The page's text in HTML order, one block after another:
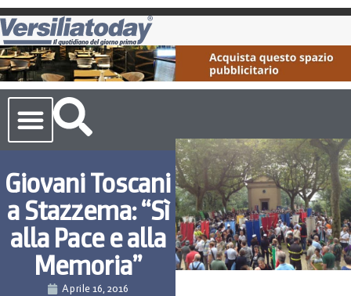
Giovani Toscani
a Stazzema: “Sì
alla Pace e alla
Memoria”
Aprile 16, 2016